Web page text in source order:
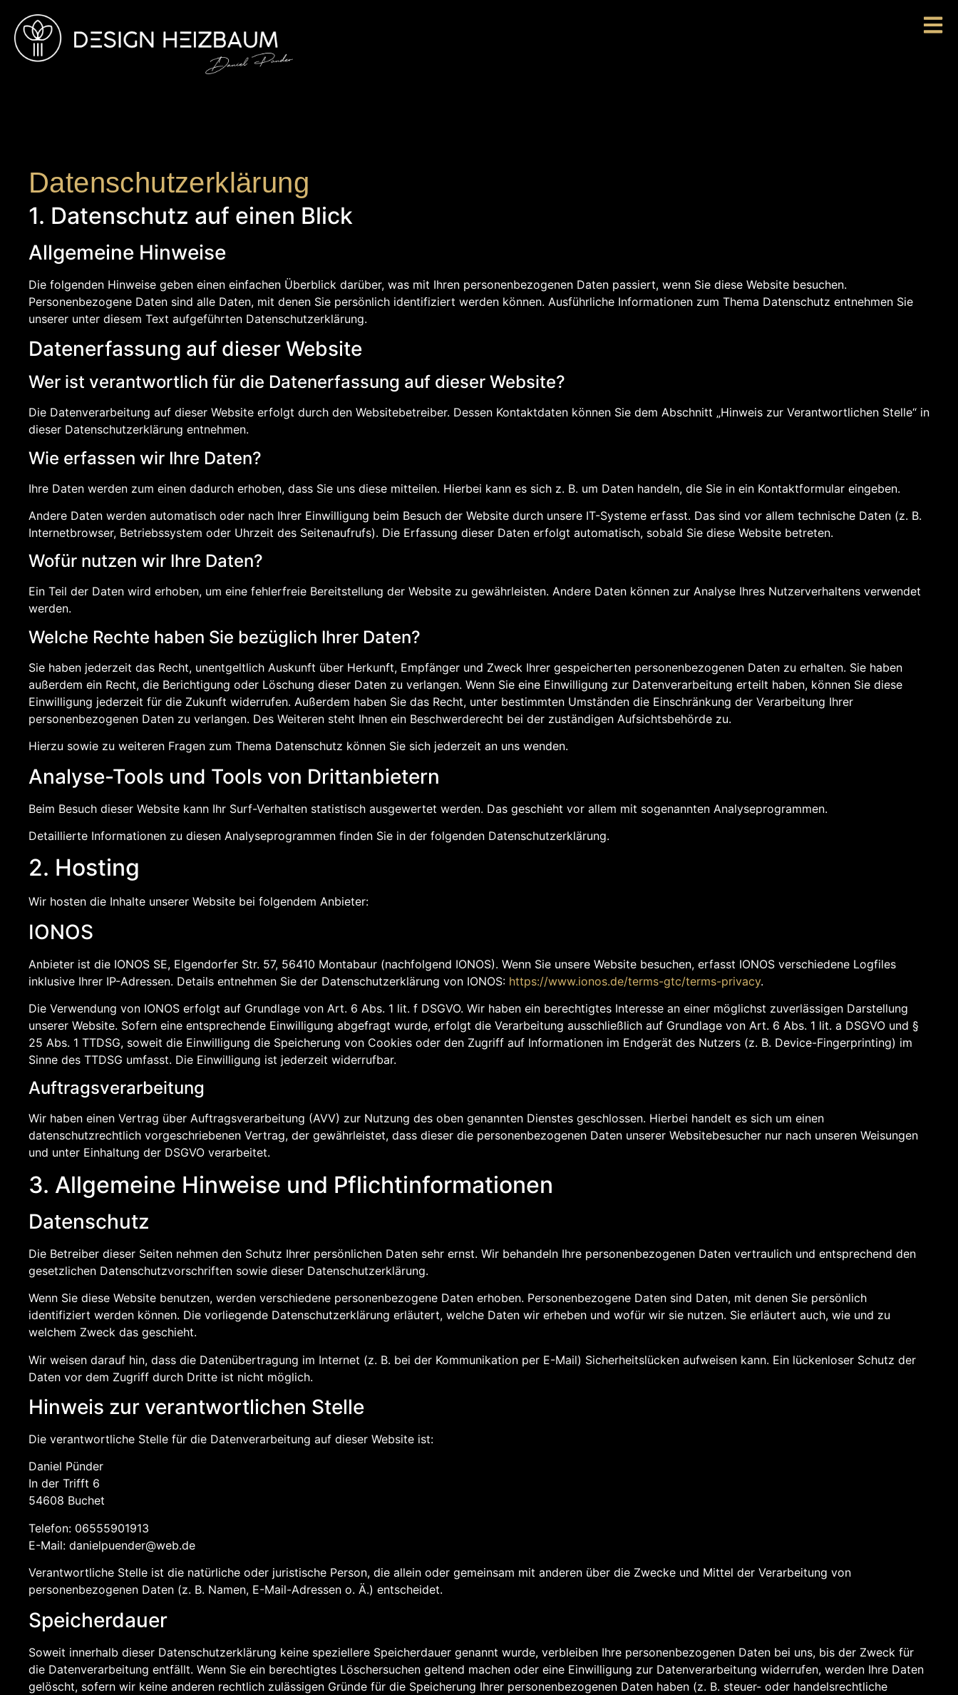
Datenschutzerklärung
1. Datenschutz auf einen Blick
Allgemeine Hinweise
Die folgenden Hinweise geben einen einfachen Überblick darüber, was mit Ihren personenbezogenen Daten passiert, wenn Sie diese Website besuchen.
Personenbezogene Daten sind alle Daten, mit denen Sie persönlich identifiziert werden können. Ausführliche Informationen zum Thema Datenschutz entnehmen Sie
unserer unter diesem Text aufgeführten Datenschutzerklärung.
Datenerfassung auf dieser Website
Wer ist verantwortlich für die Datenerfassung auf dieser Website?
Die Datenverarbeitung auf dieser Website erfolgt durch den Websitebetreiber. Dessen Kontaktdaten können Sie dem Abschnitt „Hinweis zur Verantwortlichen Stelle“ in
dieser Datenschutzerklärung entnehmen.
Wie erfassen wir Ihre Daten?
Ihre Daten werden zum einen dadurch erhoben, dass Sie uns diese mitteilen. Hierbei kann es sich z. B. um Daten handeln, die Sie in ein Kontaktformular eingeben.
Andere Daten werden automatisch oder nach Ihrer Einwilligung beim Besuch der Website durch unsere IT-Systeme erfasst. Das sind vor allem technische Daten (z. B.
Internetbrowser, Betriebssystem oder Uhrzeit des Seitenaufrufs). Die Erfassung dieser Daten erfolgt automatisch, sobald Sie diese Website betreten.
Wofür nutzen wir Ihre Daten?
Ein Teil der Daten wird erhoben, um eine fehlerfreie Bereitstellung der Website zu gewährleisten. Andere Daten können zur Analyse Ihres Nutzerverhaltens verwendet
werden.
Welche Rechte haben Sie bezüglich Ihrer Daten?
Sie haben jederzeit das Recht, unentgeltlich Auskunft über Herkunft, Empfänger und Zweck Ihrer gespeicherten personenbezogenen Daten zu erhalten. Sie haben
außerdem ein Recht, die Berichtigung oder Löschung dieser Daten zu verlangen. Wenn Sie eine Einwilligung zur Datenverarbeitung erteilt haben, können Sie diese
Einwilligung jederzeit für die Zukunft widerrufen. Außerdem haben Sie das Recht, unter bestimmten Umständen die Einschränkung der Verarbeitung Ihrer
personenbezogenen Daten zu verlangen. Des Weiteren steht Ihnen ein Beschwerderecht bei der zuständigen Aufsichtsbehörde zu.
Hierzu sowie zu weiteren Fragen zum Thema Datenschutz können Sie sich jederzeit an uns wenden.
Analyse-Tools und Tools von Dritt­anbietern
Beim Besuch dieser Website kann Ihr Surf-Verhalten statistisch ausgewertet werden. Das geschieht vor allem mit sogenannten Analyseprogrammen.
Detaillierte Informationen zu diesen Analyseprogrammen finden Sie in der folgenden Datenschutzerklärung.
2. Hosting
Wir hosten die Inhalte unserer Website bei folgendem Anbieter:
IONOS
Anbieter ist die IONOS SE, Elgendorfer Str. 57, 56410 Montabaur (nachfolgend IONOS). Wenn Sie unsere Website besuchen, erfasst IONOS verschiedene Logfiles
inklusive Ihrer IP-Adressen. Details entnehmen Sie der Datenschutzerklärung von IONOS: https://www.ionos.de/terms-gtc/terms-privacy.
Die Verwendung von IONOS erfolgt auf Grundlage von Art. 6 Abs. 1 lit. f DSGVO. Wir haben ein berechtigtes Interesse an einer möglichst zuverlässigen Darstellung
unserer Website. Sofern eine entsprechende Einwilligung abgefragt wurde, erfolgt die Verarbeitung ausschließlich auf Grundlage von Art. 6 Abs. 1 lit. a DSGVO und §
25 Abs. 1 TTDSG, soweit die Einwilligung die Speicherung von Cookies oder den Zugriff auf Informationen im Endgerät des Nutzers (z. B. Device-Fingerprinting) im
Sinne des TTDSG umfasst. Die Einwilligung ist jederzeit widerrufbar.
Auftragsverarbeitung
Wir haben einen Vertrag über Auftragsverarbeitung (AVV) zur Nutzung des oben genannten Dienstes geschlossen. Hierbei handelt es sich um einen
datenschutzrechtlich vorgeschriebenen Vertrag, der gewährleistet, dass dieser die personenbezogenen Daten unserer Websitebesucher nur nach unseren Weisungen
und unter Einhaltung der DSGVO verarbeitet.
3. Allgemeine Hinweise und Pflicht­informationen
Datenschutz
Die Betreiber dieser Seiten nehmen den Schutz Ihrer persönlichen Daten sehr ernst. Wir behandeln Ihre personenbezogenen Daten vertraulich und entsprechend den
gesetzlichen Datenschutzvorschriften sowie dieser Datenschutzerklärung.
Wenn Sie diese Website benutzen, werden verschiedene personenbezogene Daten erhoben. Personenbezogene Daten sind Daten, mit denen Sie persönlich
identifiziert werden können. Die vorliegende Datenschutzerklärung erläutert, welche Daten wir erheben und wofür wir sie nutzen. Sie erläutert auch, wie und zu
welchem Zweck das geschieht.
Wir weisen darauf hin, dass die Datenübertragung im Internet (z. B. bei der Kommunikation per E-Mail) Sicherheitslücken aufweisen kann. Ein lückenloser Schutz der
Daten vor dem Zugriff durch Dritte ist nicht möglich.
Hinweis zur verantwortlichen Stelle
Die verantwortliche Stelle für die Datenverarbeitung auf dieser Website ist:
Daniel Pünder
In der Trifft 6
54608 Buchet
Telefon: 06555901913
E-Mail: danielpuender@web.de
Verantwortliche Stelle ist die natürliche oder juristische Person, die allein oder gemeinsam mit anderen über die Zwecke und Mittel der Verarbeitung von
personenbezogenen Daten (z. B. Namen, E-Mail-Adressen o. Ä.) entscheidet.
Speicherdauer
Soweit innerhalb dieser Datenschutzerklärung keine speziellere Speicherdauer genannt wurde, verbleiben Ihre personenbezogenen Daten bei uns, bis der Zweck für
die Datenverarbeitung entfällt. Wenn Sie ein berechtigtes Löschersuchen geltend machen oder eine Einwilligung zur Datenverarbeitung widerrufen, werden Ihre Daten
gelöscht, sofern wir keine anderen rechtlich zulässigen Gründe für die Speicherung Ihrer personenbezogenen Daten haben (z. B. steuer- oder handelsrechtliche